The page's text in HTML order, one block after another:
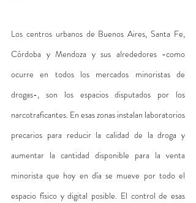
Los centros urbanos de Buenos Aires, Santa Fe,
Córdoba y Mendoza y sus alrededores -como
ocurre en todos los mercados minoristas de
drogas-, son los espacios disputados por los
narcotraficantes. En esas zonas instalan laboratorios
precarios para reducir la calidad de la droga y
aumentar la cantidad disponible para la venta
minorista que hoy en día se mueve por todo el
espacio físico y digital posible. El control de esas